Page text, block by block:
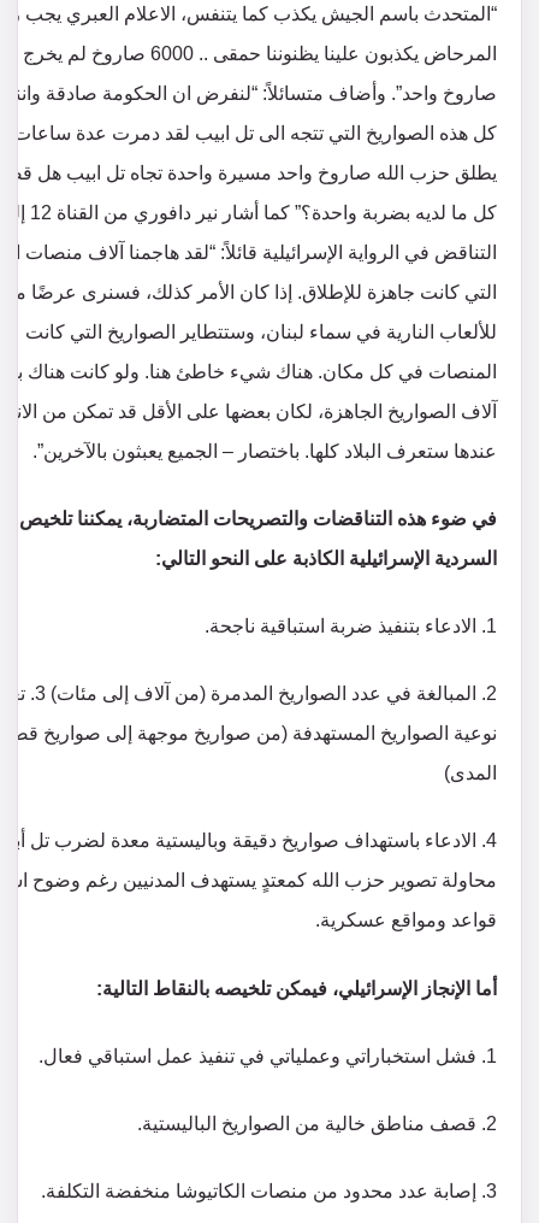
“المتحدث باسم الجيش يكذب كما يتنفس، الاعلام العبري يجب
المرحاض يكذبون علينا يظنوننا حمقى .. 6000 صاروخ لم
صاروخ واحد”. وأضاف متسائلاً: “لنفرض ان الحكومة صادقة واننا
كل هذه الصواريخ التي تتجه الى تل ابيب لقد دمرت عدة ساعات
يطلق حزب الله صاروخ واحد مسيرة واحدة تجاه تل ابيب هل
كل ما لديه بضربة واحدة؟” كما أشار نير دافوري من القناة 12 إلى
التناقض في الرواية الإسرائيلية قائلاً: “لقد هاجمنا آلاف منصات
التي كانت جاهزة للإطلاق. إذا كان الأمر كذلك، فسنرى عرضًا
للألعاب النارية في سماء لبنان، وستتطاير الصواريخ التي كانت
المنصات في كل مكان. هناك شيء خاطئ هنا. ولو كانت هناك
آلاف الصواريخ الجاهزة، لكان بعضها على الأقل قد تمكن من
عندها ستعرف البلاد كلها. باختصار – الجميع يعبثون بالآخرين”.
في ضوء هذه التناقضات والتصريحات المتضاربة، يمكننا تلخيص
السردية الإسرائيلية الكاذبة على النحو التالي:
1. الادعاء بتنفيذ ضربة استباقية ناجحة.
2. المبالغة في عدد الصواريخ المدمرة (من
نوعية الصواريخ المستهدفة (من صواريخ موجهة إلى صواريخ
المدى)
محاولة تصوير حزب الله كمعتدٍ يستهدف المدنيين رغم وضوح
قواعد ومواقع عسكرية.
أما الإنجاز الإسرائيلي، فيمكن تلخيصه بالنقاط التالية:
1. فشل استخباراتي وعملياتي في تنفيذ عمل استباقي فعال.
2. قصف مناطق خالية من الصواريخ الباليستية.
3. إصابة عدد محدود من منصات الكاتيوشا منخفضة التكلفة.